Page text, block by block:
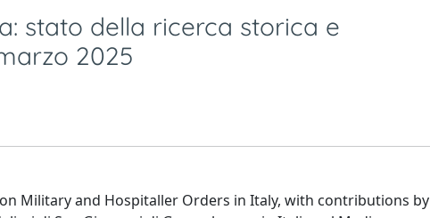
stato della ricerca storica e
2025
Military and Hospitaller Orders in Italy, with contributions by